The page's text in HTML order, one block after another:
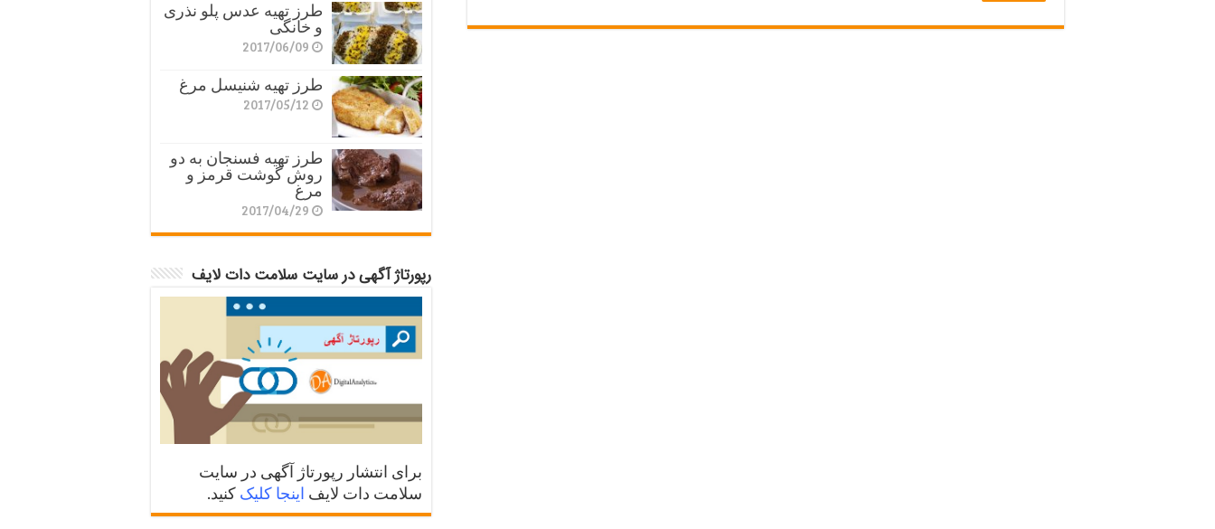
طرز تهیه عدس پلو نذری
و خانگی
2017/06/09
طرز تهیه شنیسل مرغ
2017/05/12
طرز تهیه فسنجان به دو
روش گوشت قرمز و
مرغ
2017/04/29
رپورتاژ آگهی در سایت سلامت دات لایف
برای انتشار رپورتاژ آگهی در سایت
سلامت دات لایف اینجا کلیک کنید.